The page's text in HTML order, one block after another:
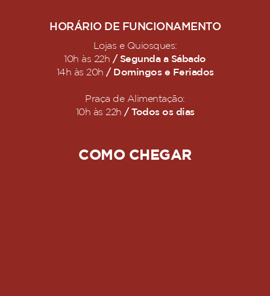
HORÁRIO DE FUNCIONAMENTO
Lojas e Quiosques:
10h às 22h / Segunda a Sábado
14h às 20h / Domingos e Feriados
Praça de Alimentação:
10h às 22h / Todos os dias
COMO CHEGAR